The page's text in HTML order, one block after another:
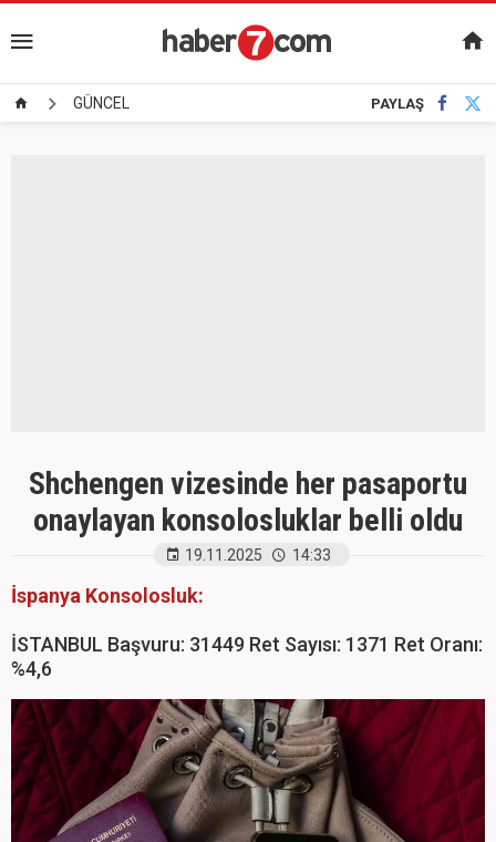
GÜNCEL PAYLAŞ
Shchengen vizesinde her pasaportu
onaylayan konsolosluklar belli oldu
19.11.2025 14:33
İspanya Konsolosluk:
İSTANBUL Başvuru: 31449 Ret Sayısı: 1371 Ret Oranı:
%4,6